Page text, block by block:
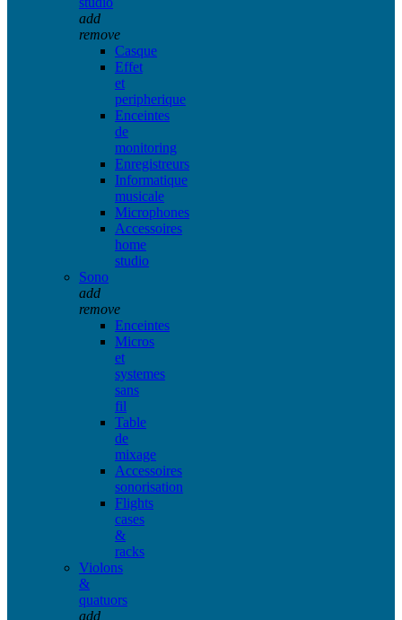
add
remove
Casque
Effet
et
peripherique
Enceintes
de
monitoring
Enregistreurs
Informatique
musicale
Microphones
Accessoires
home
studio
Sono
add
remove
Enceintes
Micros
et
systemes
sans
fil
Table
de
mixage
Accessoires
sonorisation
Flights
cases
&
racks
Violons
&
quatuors
add